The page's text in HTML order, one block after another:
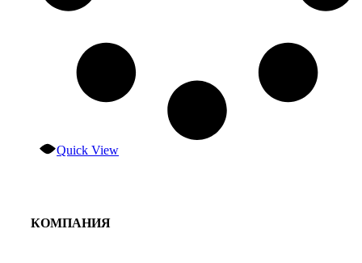
Quick View
КОМПАНИЯ